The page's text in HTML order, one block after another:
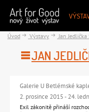
Úvod Výstavy Jan
JAN
Galerie U Betlémské
2. prosince 2015 - 24.
Exil zákonitě přináší